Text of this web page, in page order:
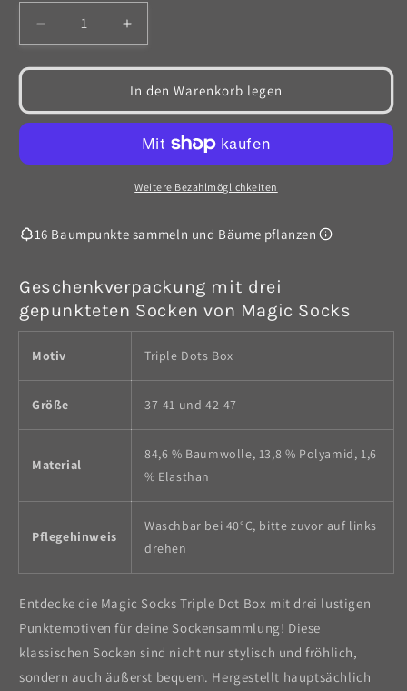
Verringere
die
Menge
gepunktete
Socken
Geschenkverpackung
Erhöhe
die
Menge
für
gepunktete
Socken
Geschenkverpackung
In den Warenkorb legen
Weitere Bezahlmöglichkeiten
16 Baumpunkte sammeln und Bäume pflanzen
Geschenkverpackung mit drei
gepunkteten Socken von Magic Socks
Motiv Triple Dots Box
Größe 37-41 und 42-47
Material
84,6 % Baumwolle, 13,8 % Polyamid, 1,6
% Elasthan
Pflegehinweis
Waschbar bei 40°C, bitte zuvor auf links
drehen
Entdecke die Magic Socks Triple Dot Box mit drei lustigen
Punktemotiven für deine Sockensammlung! Diese
klassischen Socken sind nicht nur stylisch und fröhlich,
sondern auch äußerst bequem. Hergestellt hauptsächlich